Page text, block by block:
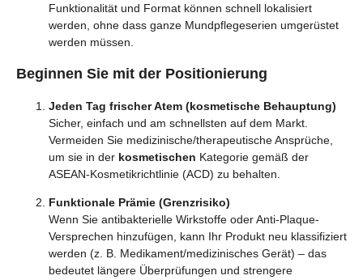
Funktionalität und Format können schnell lokalisiert
werden, ohne dass ganze Mundpflegeserien umgerüstet
werden müssen.
Beginnen Sie mit der Positionierung
Jeden Tag frischer Atem (kosmetische Behauptung)
Sicher, einfach und am schnellsten auf dem Markt.
Vermeiden Sie medizinische/therapeutische Ansprüche,
um sie in der kosmetischen Kategorie gemäß der
ASEAN-Kosmetikrichtlinie (ACD) zu behalten.
Funktionale Prämie (Grenzrisiko)
Wenn Sie antibakterielle Wirkstoffe oder Anti-Plaque-
Versprechen hinzufügen, kann Ihr Produkt neu klassifiziert
werden (z. B. Medikament/medizinisches Gerät) – das
bedeutet längere Überprüfungen und strengere